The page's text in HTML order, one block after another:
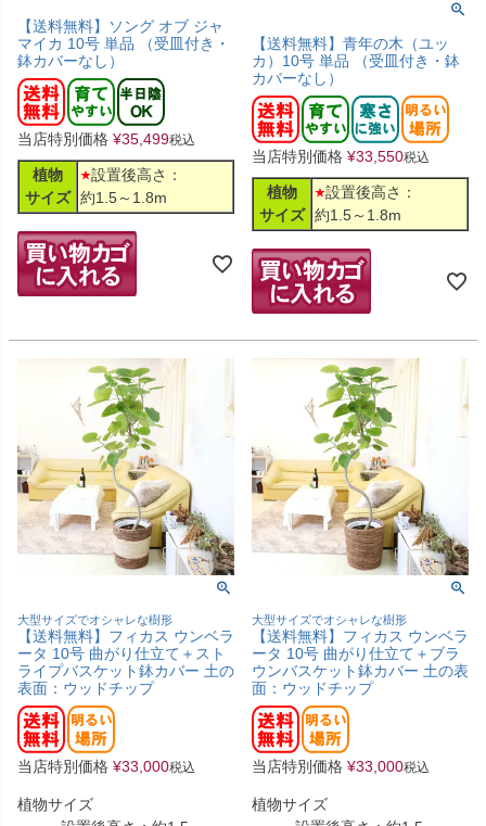
【送料無料】ソング オブ ジャ
マイカ 10号 単品 （受皿付き・
鉢カバーなし）
当店特別価格 ¥35,499税込
植物
サイズ
設置後高さ：
約1.5～1.8m
【送料無料】青年の木（ユッ
カ）10号 単品 （受皿付き・鉢
カバーなし）
当店特別価格 ¥33,550税込
植物
サイズ
設置後高さ：
約1.5～1.8m
大型サイズでオシャレな樹形
【送料無料】フィカス ウンベラ
ータ 10号 曲がり仕立て＋スト
ライプバスケット鉢カバー 土の
表面：ウッドチップ
当店特別価格 ¥33,000税込
植物サイズ
大型サイズでオシャレな樹形
【送料無料】フィカス ウンベラ
ータ 10号 曲がり仕立て＋ブラ
ウンバスケット鉢カバー 土の表
面：ウッドチップ
当店特別価格 ¥33,000税込
植物サイズ